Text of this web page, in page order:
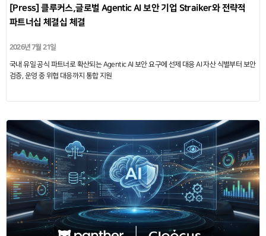
[Press] 클루커스,글로벌 Agentic AI 보안 기업 Straiker와 전략적
파트너십 체결십 체결
2026년 7월 21일
국내 유일 공식 파트너로 확산되는 Agentic AI 보안 요구에 선제 대응 AI 자산 식별부터 보안
검증, 운영 중 위협 대응까지 통합 지원